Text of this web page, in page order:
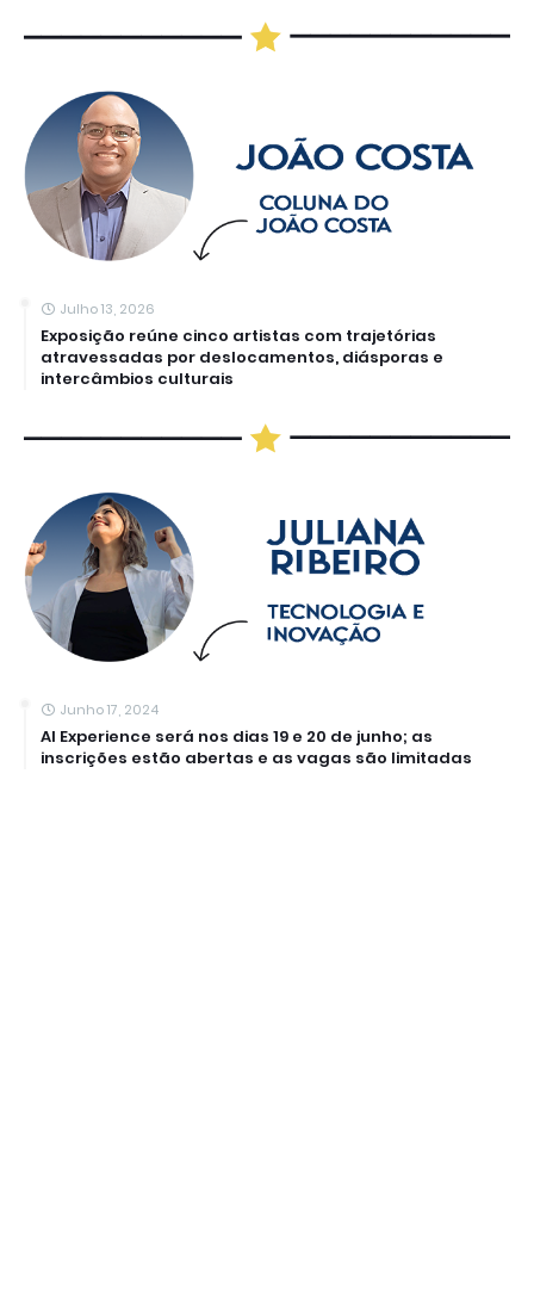
Julho 13, 2026
Exposição reúne cinco artistas com trajetórias
atravessadas por deslocamentos, diásporas e
intercâmbios culturais
Junho 17, 2024
AI Experience será nos dias 19 e 20 de junho; as
inscrições estão abertas e as vagas são limitadas